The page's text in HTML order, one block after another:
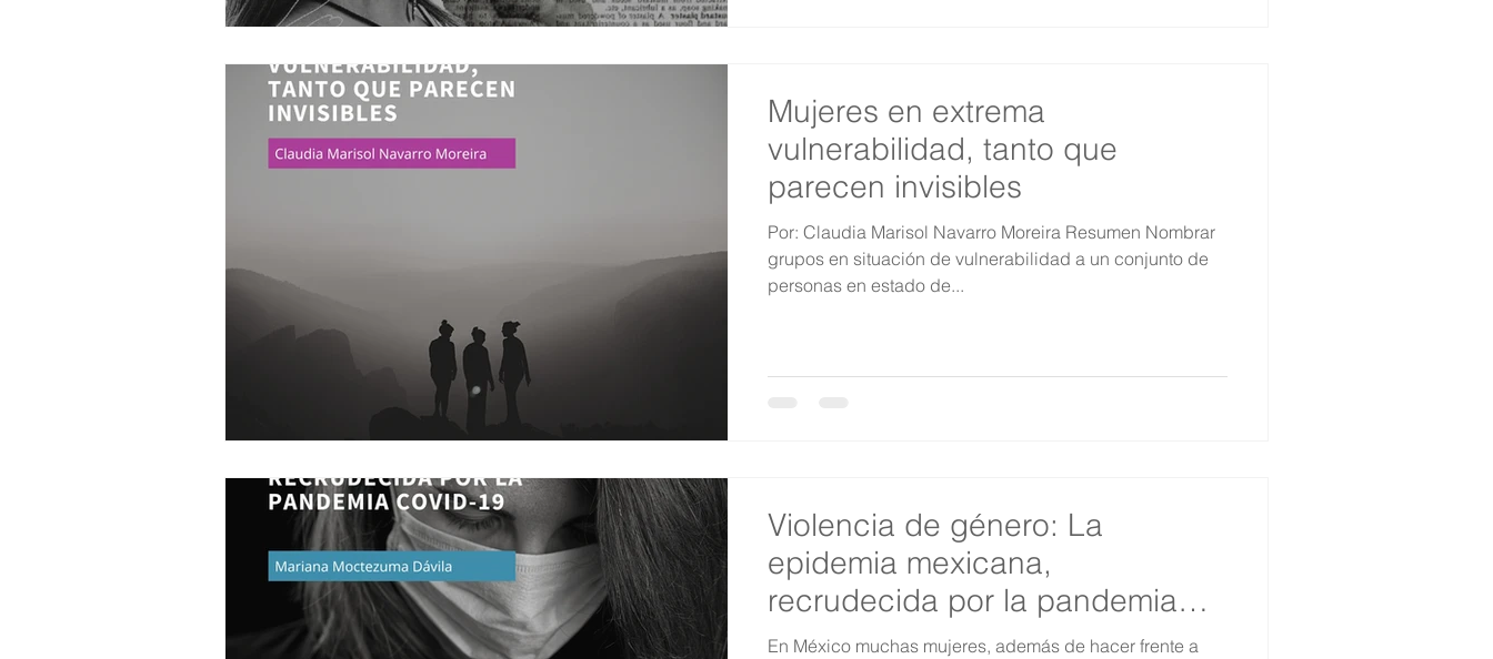
Mujeres en extrema
vulnerabilidad, tanto que
parecen invisibles
Por: Claudia Marisol Navarro Moreira Resumen Nombrar
grupos en situación de vulnerabilidad a un conjunto de
personas en estado de...
Violencia de género: La
epidemia mexicana,
recrudecida por la pandemia
COVID-19
En México muchas mujeres, además de hacer frente a